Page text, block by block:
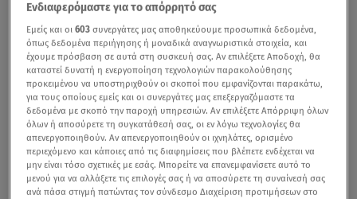
Ενδιαφερόμαστε για το απόρρητό σας
Εμείς και οι603 συνεργάτες μας αποθηκεύουμε προσωπικά δεδομένα,
όπως δεδομένα περιήγησης ή μοναδικά αναγνωριστικά στοιχεία, και
έχουμε πρόσβαση σε αυτά στη συσκευή σας. Αν επιλέξετε Αποδοχή, θα
καταστεί δυνατή η ενεργοποίηση τεχνολογιών παρακολούθησης
προκειμένου να υποστηριχθούν οι σκοποί που εμφανίζονται παρακάτω,
για τους οποίους εμείς και οι συνεργάτες μας επεξεργαζόμαστε τα
δεδομένα με σκοπό την παροχή υπηρεσιών. Αν επιλέξετε Απόρριψη όλων
όλων ή αποσύρετε τη συγκατάθεσή σας, οι εν λόγω τεχνολογίες θα
απενεργοποιηθούν. Αν απενεργοποιηθούν οι ιχνηλάτες, ορισμένο
περιεχόμενο και κάποιες από τις διαφημίσεις που βλέπετε ενδέχεται να
μην είναι τόσο σχετικές με εσάς. Μπορείτε να επανεμφανίσετε αυτό το
μενού για να αλλάξετε τις επιλογές σας ή να αποσύρετε τη συναίνεσή σας
ανά πάσα στιγμή πατώντας τον σύνδεσμο Διαχείριση προτιμήσεων στο